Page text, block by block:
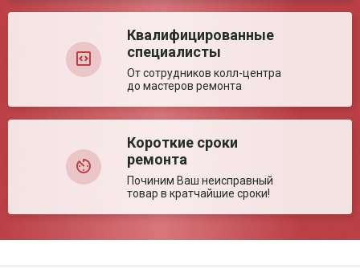
Квалифицированные
специалисты
От сотрудников колл-центра
до мастеров ремонта
Короткие сроки
ремонта
Починим Ваш неисправный
товар в кратчайшие сроки!